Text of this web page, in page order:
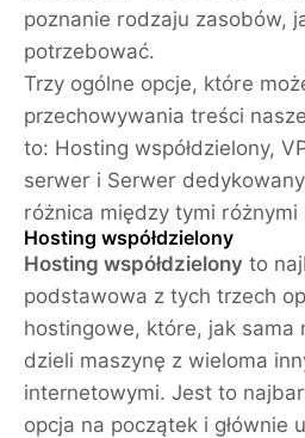
poznanie rodzaju zasobów,
potrzebować.
Trzy ogólne opcje, które
przechowywania treści
to: Hosting współdzielony,
serwer i Serwer
różnica między tymi różnymi
Hosting współdzielony
Hosting współdzielony to
podstawowa z tych trzech
hostingowe, które, jak sama
dzieli maszynę z wieloma
internetowymi. Jest to
opcja na początek i głównie